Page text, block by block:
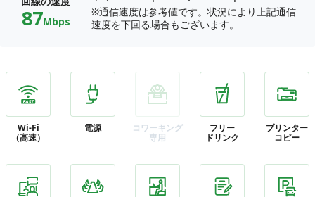
87Mbps
※通信速度は参考値です。状況により上記通信
速度を下回る場合もございます。
Wi-Fi
（高速）
電源
コワーキング
専用
フリー
ドリンク
プリンター
コピー